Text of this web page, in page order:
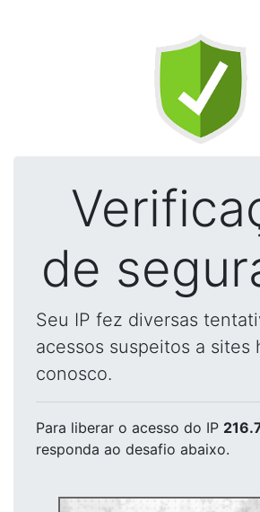
de
Seu IP fez diversas
acessos suspeitos a sites
conosco.
Para liberar o acesso do IP
responda ao desafio abaixo.